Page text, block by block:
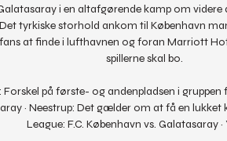
i en altafgørende kamp om videre
tyrkiske storhold ankom til København
at finde i lufthavnen og foran Marriott
spillerne skal bo.
Forskel på første- og andenpladsen i gruppen
· Neestrup: Det gælder om at få en lukket
League: F.C. København vs. Galatasaray ·